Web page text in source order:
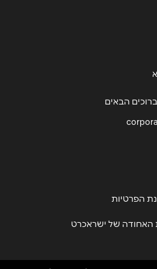
הבאים
הפרטיות
האחודה של ישראכרט